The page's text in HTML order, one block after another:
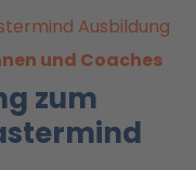
und Coaches
zum